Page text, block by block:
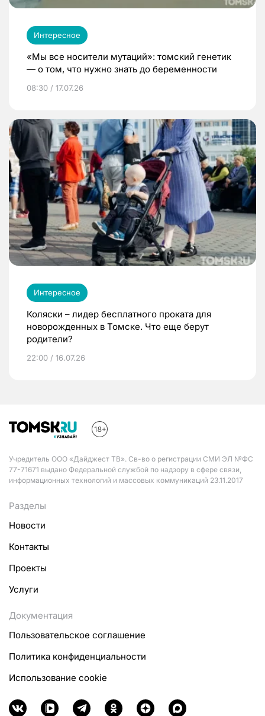
Интересное
«Мы все носители мутаций»: томский генетик
— о том, что нужно знать до беременности
08:30 / 17.07.26
Интересное
Коляски – лидер бесплатного проката для
новорожденных в Томске. Что еще берут
родители?
22:00 / 16.07.26
Учредитель ООО «Дайджест ТВ». Св-во о регистрации СМИ ЭЛ №ФС
77-71671 выдано Федеральной службой по надзору в сфере связи,
информационных технологий и массовых коммуникаций 23.11.2017
Разделы
Новости
Контакты
Проекты
Услуги
Документация
Пользовательское соглашение
Политика конфиденциальности
Использование cookie